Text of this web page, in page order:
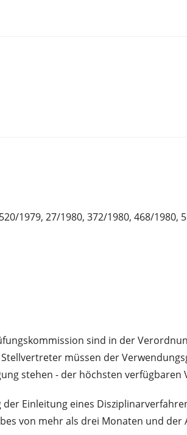
1979, 27/1980, 372/1980, 468/
sind in der
müssen der
stehen - der höchsten
Einleitung eines
von mehr als drei Monaten und der